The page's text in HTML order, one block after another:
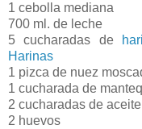
1 cebolla mediana
700 ml. de leche
5 cucharadas de
Harinas
1 pizca de nuez
1 cucharada de
2 cucharadas de
2 huevos